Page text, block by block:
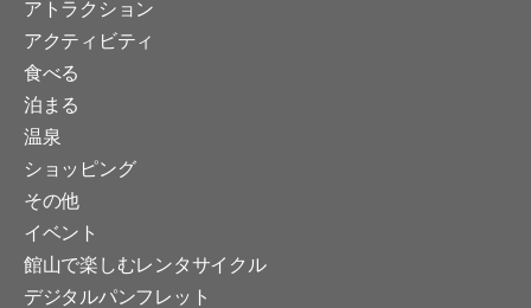
アトラクション
アクティビティ
食べる
泊まる
温泉
ショッピング
その他
イベント
館山で楽しむレンタサイクル
デジタルパンフレット